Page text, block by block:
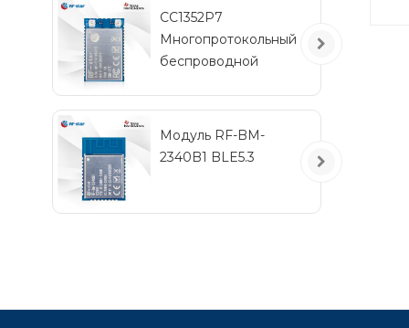
CC1352P7
Многопротокольный
беспроводной
RF-TI1352P2
Модуль RF-BM-
2340B1 BLE5.3